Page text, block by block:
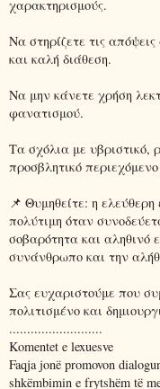
χαρακτηρισμούς.
Να στηρίζετε τις
και καλή διάθεση.
Να μην κάνετε χρήση
φανατισμού.
Τα σχόλια με υβριστικό,
προσβλητικό
📌 Θυμηθείτε: η
πολύτιμη όταν
σοβαρότητα και αληθινό
συνάνθρωπο και την
Σας ευχαριστούμε που
πολιτισμένο και
..........................
Komentet e lexuesve
Faqja jonë promovon
shkëmbimin e frytshëm të